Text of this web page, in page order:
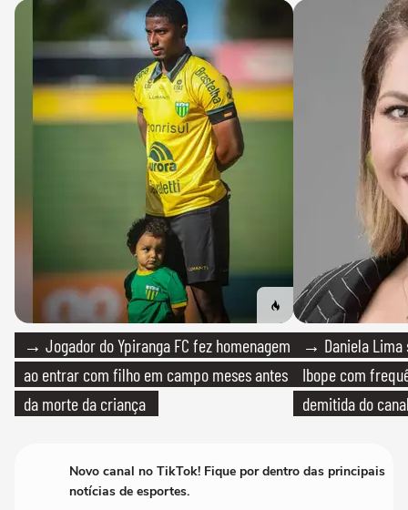
→ Jogador do Ypiranga FC fez homenagem
ao entrar com filho em campo meses antes
da morte da criança
→ Daniela Lima
Ibope com
demitida do
Novo canal no TikTok! Fique por dentro das principais
notícias de esportes.